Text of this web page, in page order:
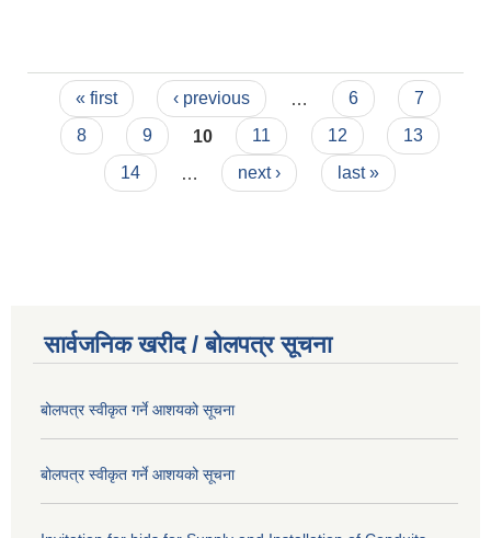
Pages
« first ‹ previous 6
7
8
9 10 11 12
13
14
next › last »
सार्वजनिक खरीद / बोलपत्र सूचना
बोलपत्र स्वीकृत गर्ने आशयको सूचना
बोलपत्र स्वीकृत गर्ने आशयको सूचना